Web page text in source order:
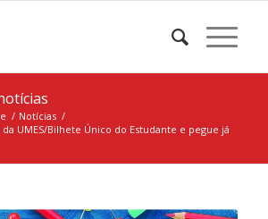
/ Notícias /
UMES/Bilhete Único do Estudante e pegue já